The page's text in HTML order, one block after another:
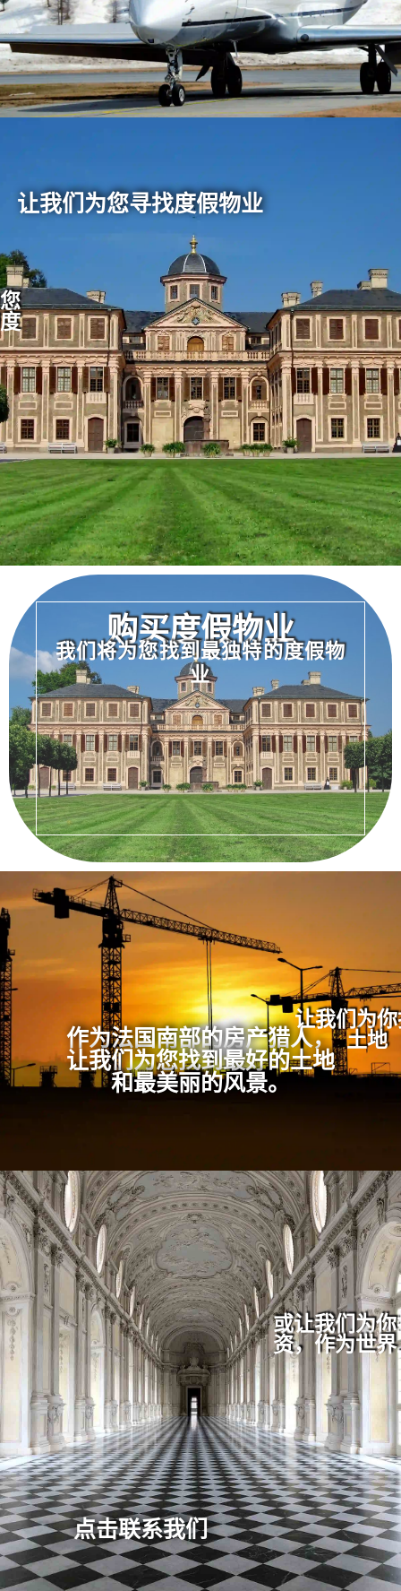
让我们为您寻找度假物业
购买度假物业
我们将为您找到最独特的度假物
业
作为法国南部的房产猎人，
让我们为您找到最好的土地
和最美丽的风景。
让我们为
土地
或让我们为
资，作为世
点击联系我们